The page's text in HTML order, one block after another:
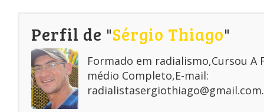
Perfil de "Sérgio Thiago"
Formado em radialismo,Cursou A
médio Completo,E-mail:
radialistasergiothiago@gmail.com.